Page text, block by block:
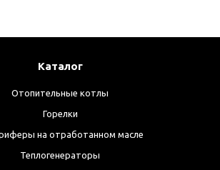
Каталог
Отопительные котлы
Горелки
на отработанном масле
Теплогенераторы